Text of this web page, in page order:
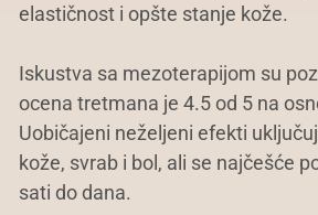
elastičnost i opšte stanje kože.
Iskustva sa mezoterapijom su
ocena tretmana je 4.5 od 5 na
Uobičajeni neželjeni efekti
kože, svrab i bol, ali se najčešće
sati do dana.